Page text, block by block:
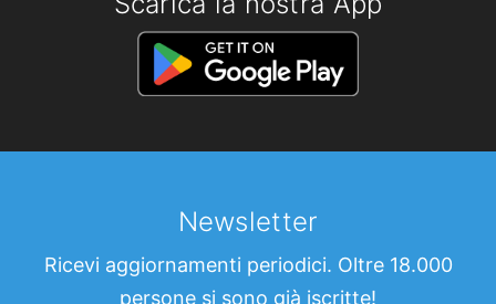
Newsletter
Ricevi aggiornamenti periodici. Oltre 18.000
persone si sono già iscritte!